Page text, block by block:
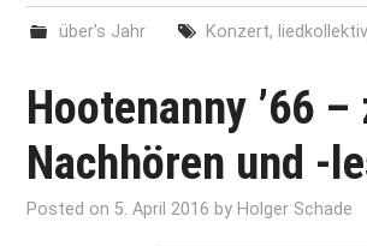
über's Jahr Konzert, liedkollektiv
Hootenanny ’66 –
Nachhören und -
Posted on5. April 2016 by Holger Schade